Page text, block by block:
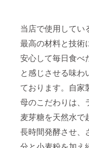
当店で使用してい
最高の材料と技術
安心して毎日食べ
と感じさせる味わ
ております。自家
母のこだわりは、
麦芽糖を天然水で
長時間発酵させ、